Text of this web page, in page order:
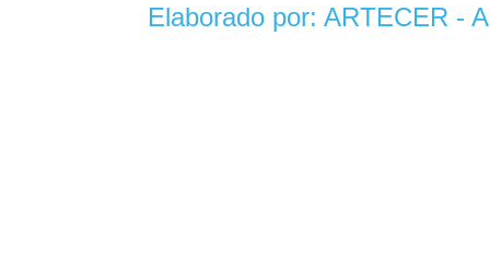
Elaborado por: ARTECER -